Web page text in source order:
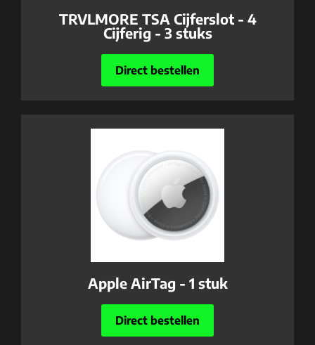
TRVLMORE TSA Cijferslot - 4
Cijferig - 3 stuks
Direct bestellen
Apple AirTag - 1 stuk
Direct bestellen